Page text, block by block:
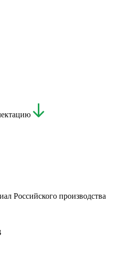
Российского производства